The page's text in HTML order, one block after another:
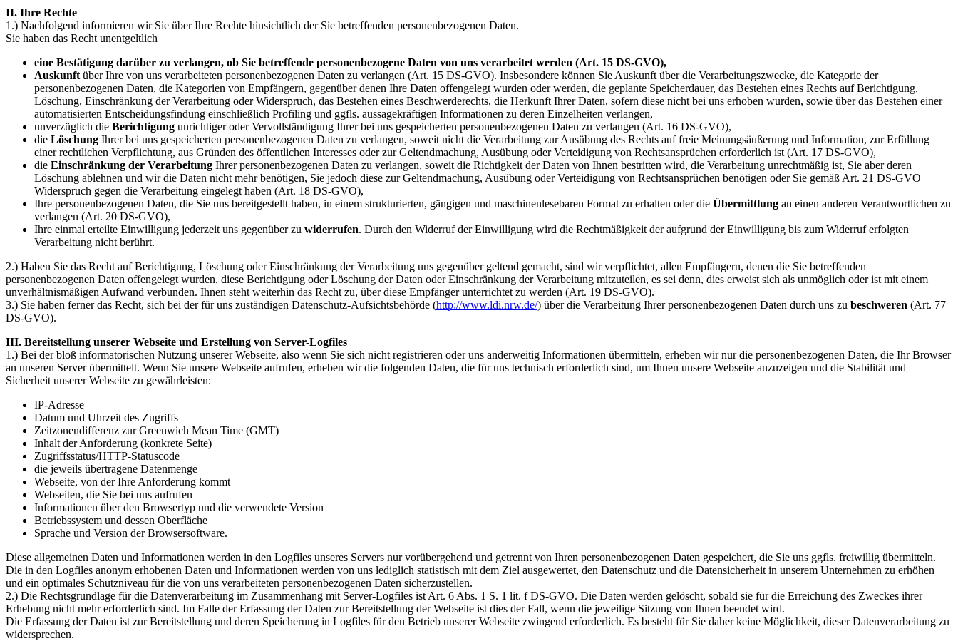
II. Ihre Rechte
1.) Nachfolgend informieren wir Sie über Ihre Rechte hinsichtlich der Sie betreffenden personenbezogenen Daten.
Sie haben das Recht unentgeltlich
eine Bestätigung darüber zu verlangen, ob Sie betreffende personenbezogene Daten von uns verarbeitet werden (Art. 15 DS-GVO),
Auskunft über Ihre von uns verarbeiteten personenbezogenen Daten zu verlangen (Art. 15 DS-GVO). Insbesondere können Sie Auskunft über die Verarbeitungszwecke, die Kategorie der
personenbezogenen Daten, die Kategorien von Empfängern, gegenüber denen Ihre Daten offengelegt wurden oder werden, die geplante Speicherdauer, das Bestehen eines Rechts auf Berichtigung,
Löschung, Einschränkung der Verarbeitung oder Widerspruch, das Bestehen eines Beschwerderechts, die Herkunft Ihrer Daten, sofern diese nicht bei uns erhoben wurden, sowie über das Bestehen einer
automatisierten Entscheidungsfindung einschließlich Profiling und ggfls. aussagekräftigen Informationen zu deren Einzelheiten verlangen,
unverzüglich die Berichtigung unrichtiger oder Vervollständigung Ihrer bei uns gespeicherten personenbezogenen Daten zu verlangen (Art. 16 DS-GVO),
die Löschung Ihrer bei uns gespeicherten personenbezogenen Daten zu verlangen, soweit nicht die Verarbeitung zur Ausübung des Rechts auf freie Meinungsäußerung und Information, zur Erfüllung
einer rechtlichen Verpflichtung, aus Gründen des öffentlichen Interesses oder zur Geltendmachung, Ausübung oder Verteidigung von Rechtsansprüchen erforderlich ist (Art. 17 DS-GVO),
die Einschränkung der Verarbeitung Ihrer personenbezogenen Daten zu verlangen, soweit die Richtigkeit der Daten von Ihnen bestritten wird, die Verarbeitung unrechtmäßig ist, Sie aber deren
Löschung ablehnen und wir die Daten nicht mehr benötigen, Sie jedoch diese zur Geltendmachung, Ausübung oder Verteidigung von Rechtsansprüchen benötigen oder Sie gemäß Art. 21 DS-GVO
Widerspruch gegen die Verarbeitung eingelegt haben (Art. 18 DS-GVO),
Ihre personenbezogenen Daten, die Sie uns bereitgestellt haben, in einem strukturierten, gängigen und maschinenlesebaren Format zu erhalten oder die Übermittlung an einen anderen Verantwortlichen zu
verlangen (Art. 20 DS-GVO),
Ihre einmal erteilte Einwilligung jederzeit uns gegenüber zu widerrufen. Durch den Widerruf der Einwilligung wird die Rechtmäßigkeit der aufgrund der Einwilligung bis zum Widerruf erfolgten
Verarbeitung nicht berührt.
2.) Haben Sie das Recht auf Berichtigung, Löschung oder Einschränkung der Verarbeitung uns gegenüber geltend gemacht, sind wir verpflichtet, allen Empfängern, denen die Sie betreffenden
personenbezogenen Daten offengelegt wurden, diese Berichtigung oder Löschung der Daten oder Einschränkung der Verarbeitung mitzuteilen, es sei denn, dies erweist sich als unmöglich oder ist mit einem
unverhältnismäßigen Aufwand verbunden. Ihnen steht weiterhin das Recht zu, über diese Empfänger unterrichtet zu werden (Art. 19 DS-GVO).
3.) Sie haben ferner das Recht, sich bei der für uns zuständigen Datenschutz-Aufsichtsbehörde (http://www.ldi.nrw.de/) über die Verarbeitung Ihrer personenbezogenen Daten durch uns zu beschweren (Art. 77
DS-GVO).
III. Bereitstellung unserer Webseite und Erstellung von Server-Logfiles
1.) Bei der bloß informatorischen Nutzung unserer Webseite, also wenn Sie sich nicht registrieren oder uns anderweitig Informationen übermitteln, erheben wir nur die personenbezogenen Daten, die Ihr Browser
an unseren Server übermittelt. Wenn Sie unsere Webseite aufrufen, erheben wir die folgenden Daten, die für uns technisch erforderlich sind, um Ihnen unsere Webseite anzuzeigen und die Stabilität und
Sicherheit unserer Webseite zu gewährleisten:
IP-Adresse
Datum und Uhrzeit des Zugriffs
Zeitzonendifferenz zur Greenwich Mean Time (GMT)
Inhalt der Anforderung (konkrete Seite)
Zugriffsstatus/HTTP-Statuscode
die jeweils übertragene Datenmenge
Webseite, von der Ihre Anforderung kommt
Webseiten, die Sie bei uns aufrufen
Informationen über den Browsertyp und die verwendete Version
Betriebssystem und dessen Oberfläche
Sprache und Version der Browsersoftware.
Diese allgemeinen Daten und Informationen werden in den Logfiles unseres Servers nur vorübergehend und getrennt von Ihren personenbezogenen Daten gespeichert, die Sie uns ggfls. freiwillig übermitteln.
Die in den Logfiles anonym erhobenen Daten und Informationen werden von uns lediglich statistisch mit dem Ziel ausgewertet, den Datenschutz und die Datensicherheit in unserem Unternehmen zu erhöhen
und ein optimales Schutzniveau für die von uns verarbeiteten personenbezogenen Daten sicherzustellen.
2.) Die Rechtsgrundlage für die Datenverarbeitung im Zusammenhang mit Server-Logfiles ist Art. 6 Abs. 1 S. 1 lit. f DS-GVO. Die Daten werden gelöscht, sobald sie für die Erreichung des Zweckes ihrer
Erhebung nicht mehr erforderlich sind. Im Falle der Erfassung der Daten zur Bereitstellung der Webseite ist dies der Fall, wenn die jeweilige Sitzung von Ihnen beendet wird.
Die Erfassung der Daten ist zur Bereitstellung und deren Speicherung in Logfiles für den Betrieb unserer Webseite zwingend erforderlich. Es besteht für Sie daher keine Möglichkeit, dieser Datenverarbeitung zu
widersprechen.